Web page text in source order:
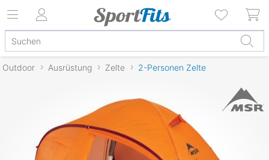
Outdoor Ausrüstung Zelte 2-Personen Zelte